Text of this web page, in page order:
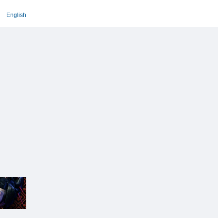
English